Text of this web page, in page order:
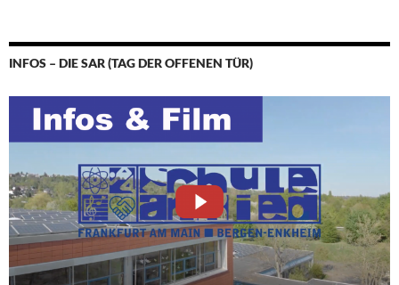
INFOS – DIE SAR (TAG DER OFFENEN TÜR)